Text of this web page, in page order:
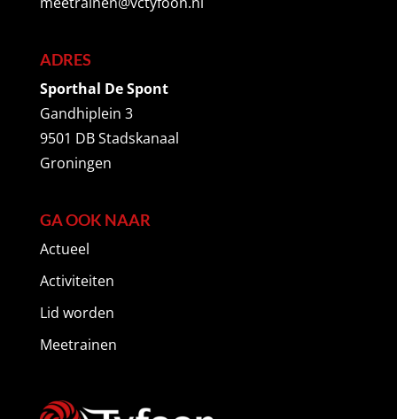
ADRES
Sporthal De Spont
Gandhiplein 3
9501 DB Stadskanaal
Groningen
GA OOK NAAR
Actueel
Activiteiten
Lid worden
Meetrainen